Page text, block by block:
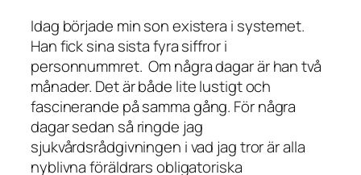
Idag började min son existera i systemet.
Han fick sina sista fyra siffror i
personnummret. Om några dagar är han två
månader. Det är både lite lustigt och
fascinerande på samma gång. För några
dagar sedan så ringde jag
sjukvårdsrådgivningen i vad jag tror är alla
nyblivna föräldrars obligatoriska